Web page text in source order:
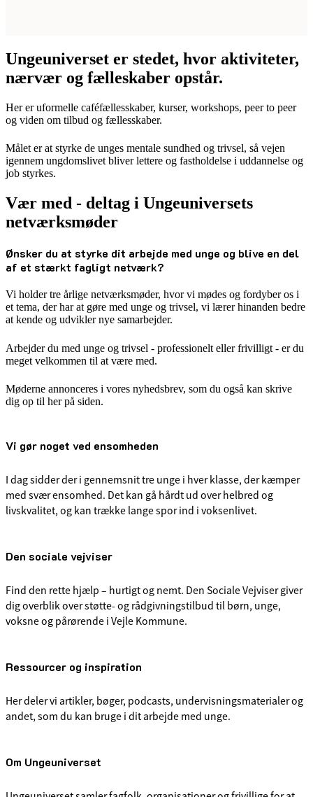
Ungeuniverset er stedet, hvor aktiviteter,
nærvær og fælleskaber opstår.
Her er uformelle caféfællesskaber, kurser, workshops, peer to peer
og viden om tilbud og fællesskaber.
Målet er at styrke de unges mentale sundhed og trivsel, så vejen
igennem ungdomslivet bliver lettere og fastholdelse i uddannelse og
job styrkes.
Vær med - deltag i Ungeuniversets
netværksmøder
Ønsker du at styrke dit arbejde med unge og blive en del
af et stærkt fagligt netværk?
Vi holder tre årlige netværksmøder, hvor vi mødes og fordyber os i
et tema, der har at gøre med unge og trivsel, vi lærer hinanden bedre
at kende og udvikler nye samarbejder.
Arbejder du med unge og trivsel - professionelt eller frivilligt - er du
meget velkommen til at være med.
Møderne annonceres i vores nyhedsbrev, som du også kan skrive
dig op til her på siden.
Vi gør noget ved ensomheden
I dag sidder der i gennemsnit tre unge i hver klasse, der kæmper
med svær ensomhed. Det kan gå hårdt ud over helbred og
livskvalitet, og kan trække lange spor ind i voksenlivet.
Den sociale vejviser
Find den rette hjælp – hurtigt og nemt. Den Sociale Vejviser giver
dig overblik over støtte- og rådgivningstilbud til børn, unge,
voksne og pårørende i Vejle Kommune.
Ressourcer og inspiration
Her deler vi artikler, bøger, podcasts, undervisningsmaterialer og
andet, som du kan bruge i dit arbejde med unge.
Om Ungeuniverset